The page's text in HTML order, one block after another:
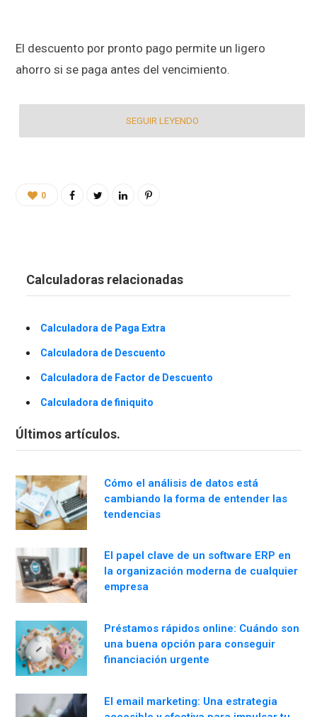
El descuento por pronto pago permite un ligero
ahorro si se paga antes del vencimiento.
SEGUIR LEYENDO
0
Calculadoras relacionadas
Calculadora de Paga Extra
Calculadora de Descuento
Calculadora de Factor de Descuento
Calculadora de finiquito
Últimos artículos.
Cómo el análisis de datos está
cambiando la forma de entender las
tendencias
El papel clave de un software ERP en
la organización moderna de cualquier
empresa
Préstamos rápidos online: Cuándo son
una buena opción para conseguir
financiación urgente
El email marketing: Una estrategia